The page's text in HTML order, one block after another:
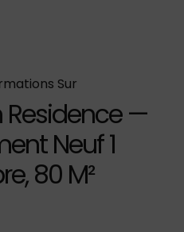
Sur
Residence —
Neuf 1
80 M²